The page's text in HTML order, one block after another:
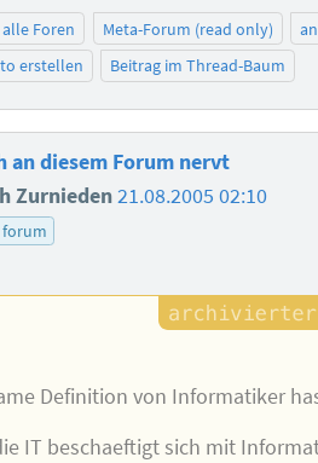
alle Foren Meta-Forum (read only)
erstellen
Beitrag im Thread-Baum
an diesem Forum nervt
Zurnieden21.08.2005 02:10
forum
Definition von Informatiker
IT beschaeftigt sich mit